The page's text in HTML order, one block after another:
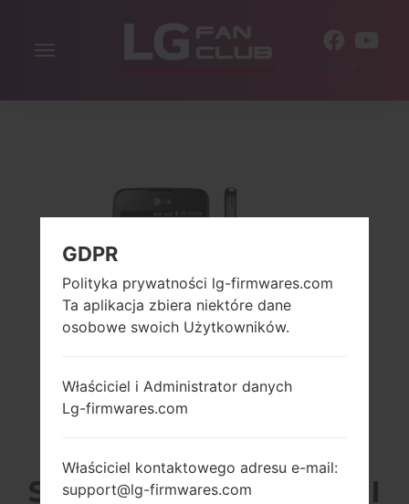
Włącz
SERII LG OPTIMUS L5 II
GDPR
Polityka prywatności lg-firmwares.com
Ta aplikacja zbiera niektóre dane
osobowe swoich Użytkowników.
Właściciel i Administrator danych
Lg-firmwares.com
Właściciel kontaktowego adresu e-mail:
support@lg-firmwares.com